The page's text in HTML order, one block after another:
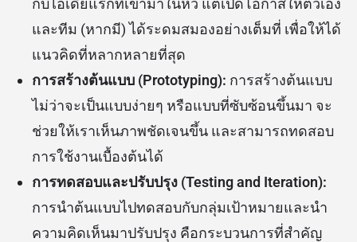
กับไอเดียแรกที่เข้ามาในหัว แต่เปิดโอกาสให้ตัวเอง
และทีม (หากมี) ได้ระดมสมองอย่างเต็มที่ เพื่อให้ได้
แนวคิดที่หลากหลายที่สุด
การสร้างต้นแบบ (Prototyping): การสร้างต้นแบบ
ไม่ว่าจะเป็นแบบง่ายๆ หรือแบบที่ซับซ้อนขึ้นมา จะ
ช่วยให้เราเห็นภาพชัดเจนขึ้น และสามารถทดสอบ
การใช้งานเบื้องต้นได้
การทดสอบและปรับปรุง (Testing and Iteration):
การนำต้นแบบไปทดสอบกับกลุ่มเป้าหมายและนำ
ความคิดเห็นมาปรับปรุง คือกระบวนการที่สำคัญ